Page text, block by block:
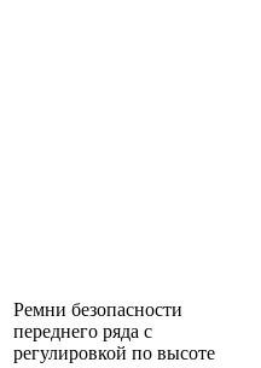
Ремни безопасности
переднего ряда с
регулировкой по высоте